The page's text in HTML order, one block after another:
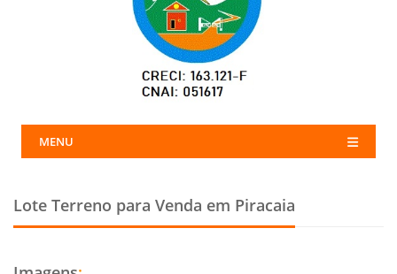
MENU
Lote Terreno para Venda em Piracaia